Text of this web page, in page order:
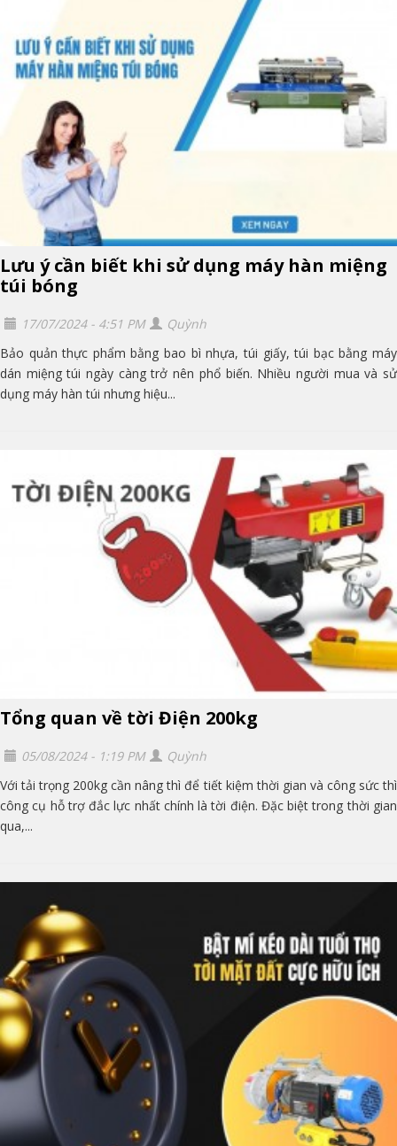
Lưu ý cần biết khi sử dụng máy hàn miệng
túi bóng
17/07/2024 - 4:51 PM
Quỳnh
Bảo quản thực phẩm bằng bao bì nhựa, túi giấy, túi bạc bằng máy
dán miệng túi ngày càng trở nên phổ biến. Nhiều người mua và sử
dụng máy hàn túi nhưng hiệu...
Tổng quan về tời Điện 200kg
05/08/2024 - 1:19 PM
Quỳnh
Với tải trọng 200kg cần nâng thì để tiết kiệm thời gian và công sức thì
công cụ hỗ trợ đắc lực nhất chính là tời điện. Đặc biệt trong thời gian
qua,...